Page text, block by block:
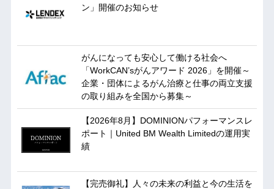
ン」開催のお知らせ
がんになっても安心して働ける社会へ
「WorkCAN’sがんアワード 2026」を開催～
企業・団体によるがん治療と仕事の両立支援
の取り組みを全国から募集～
【2026年8月】DOMINIONパフォーマンスレ
ポート｜United BM Wealth Limitedの運用実
績
【完売御礼】人々の未来の利益と今の生活を